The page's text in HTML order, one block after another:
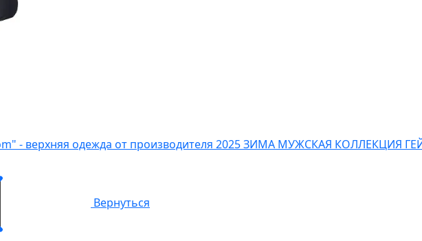
- верхняя одежда от производителя 2025 ЗИМА МУЖСКАЯ КОЛЛЕКЦИЯ
Вернуться